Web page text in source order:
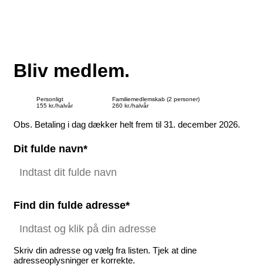
Bliv medlem.
Personligt
155 kr./halvår
Familiemedlemskab (2 personer)
260 kr./halvår
Obs. Betaling i dag dækker helt frem til 31. december 2026.
Dit fulde navn*
Find din fulde adresse*
Skriv din adresse og vælg fra listen. Tjek at dine
adresseoplysninger er korrekte.